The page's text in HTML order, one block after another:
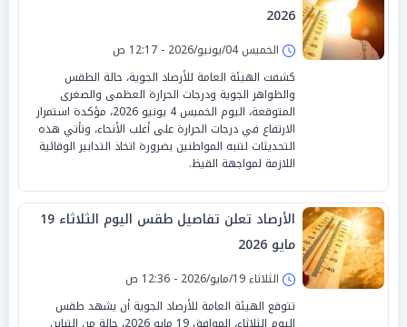
2026
الخميس 04/يونيو/2026 - 12:17 ص
كشفت الهيئة العامة للأرصاد الجوية، حالة الطقس
والظواهر الجوية ودرجات الحرارة العظمى والصغرى
المتوقعة، اليوم الخميس 4 يونيو 2026، مؤكدة استمرار
الارتفاع في درجات الحرارة على أغلب الأنحاء، وتأتي هذه
التحديثات لتنبه المواطنين بضرورة اتخاذ التدابير الوقائية
اللازمة لمواجهة القيظ.
الأرصاد تعلن تفاصيل طقس اليوم الثلاثاء 19
مايو 2026
الثلاثاء 19/مايو/2026 - 12:36 ص
تتوقع الهيئة العامة للأرصاد الجوية أن يشهد طقس